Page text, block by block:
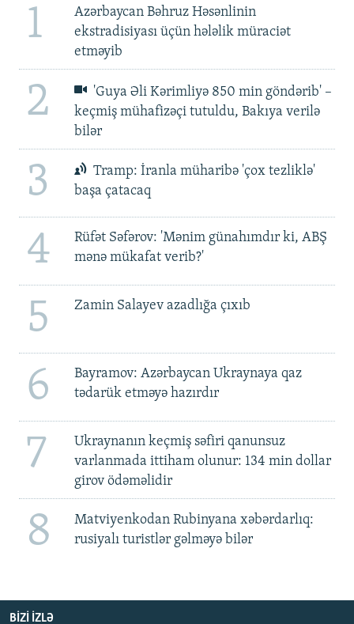
1
Azərbaycan Bəhruz Həsənlinin
ekstradisiyası üçün hələlik müraciət
etməyib
2
'Guya Əli Kərimliyə 850 min göndərib' –
keçmiş mühafizəçi tutuldu, Bakıya verilə
bilər
3
Tramp: İranla müharibə 'çox tezliklə'
başa çatacaq
4
Rüfət Səfərov: 'Mənim günahımdır ki, ABŞ
mənə mükafat verib?'
5 Zamin Salayev azadlığa çıxıb
6
Bayramov: Azərbaycan Ukraynaya qaz
tədarük etməyə hazırdır
7
Ukraynanın keçmiş səfiri qanunsuz
varlanmada ittiham olunur: 134 min dollar
girov ödəməlidir
8
Matviyenkodan Rubinyana xəbərdarlıq:
rusiyalı turistlər gəlməyə bilər
BIZI IZLƏ